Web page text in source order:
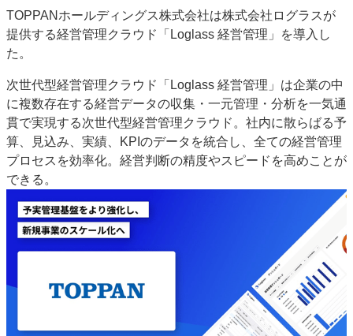
ビジネス イベント 信用情報
市場・統計
人事・移転・異動・訃報
特集記事カテゴリー一覧
特集・デジタル印刷 アイデアで勝負！ ～多様なビジネス・多彩な商材～
JAPAN PACK 2023 特集
中古印刷機・製本機特集
2022 見える化・MIS特集
2022 検査・校正特集
特集・デジタル印刷 ～ 新成長軌道を描く
案内
発刊案内
JFPI印刷用語集
運営
サイトポリシー
お問い合わせ
TOPPANホールディングス株式会社は株式会社ログラスが
提供する経営管理クラウド「Loglass 経営管理」を導入し
た。
次世代型経営管理クラウド「Loglass 経営管理」は企業の中
に複数存在する経営データの収集・一元管理・分析を一気通
貫で実現する次世代型経営管理クラウド。社内に散らばる予
算、見込み、実績、KPIのデータを統合し、全ての経営管理
プロセスを効率化。経営判断の精度やスピードを高めことが
できる。